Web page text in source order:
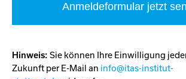
Anmeldeformular jetzt
Hinweis: Sie können Ihre Einwilligung
Zukunft per E-Mail an info@itas-institut-